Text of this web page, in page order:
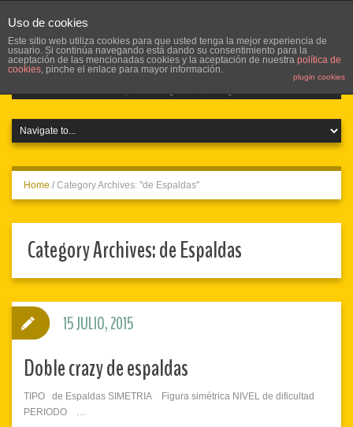
Home / Category Archives: "de Espaldas"
Category Archives:de Espaldas
Doble crazy de espaldas
TIPO de Espaldas SIMETRIA Figura simétrica NIVEL de dificultad
PERIODO …
15 JULIO, 2015
Uso de cookies
Este sitio web utiliza cookies para que usted tenga la mejor experiencia de
usuario. Si continúa navegando está dando su consentimiento para la
aceptación de las mencionadas cookies y la aceptación de nuestra política de
cookies, pinche el enlace para mayor información.
plugin cookies